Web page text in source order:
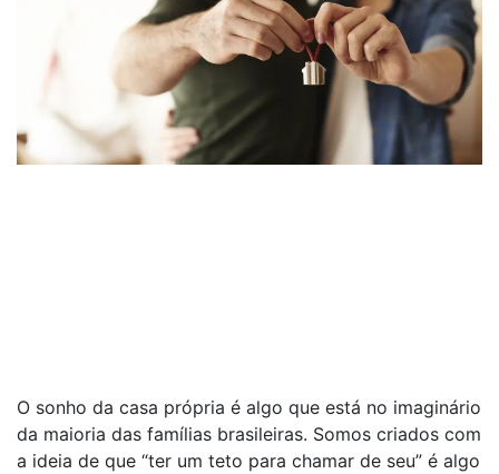
O sonho da casa própria é algo que está no imaginário
da maioria das famílias brasileiras. Somos criados com
a ideia de que “ter um teto para chamar de seu” é algo